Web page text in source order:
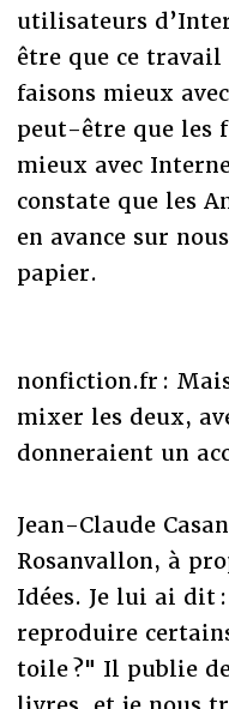
utilisateurs
être que ce
faisons mieux
peut-être que les
mieux avec
constate que les
en avance sur
papier.
nonfiction.fr :
mixer les deux,
donneraient un
Jean-Claude
Rosanvallon, à
Idées. Je lui ai dit
reproduire
toile ?" Il publie